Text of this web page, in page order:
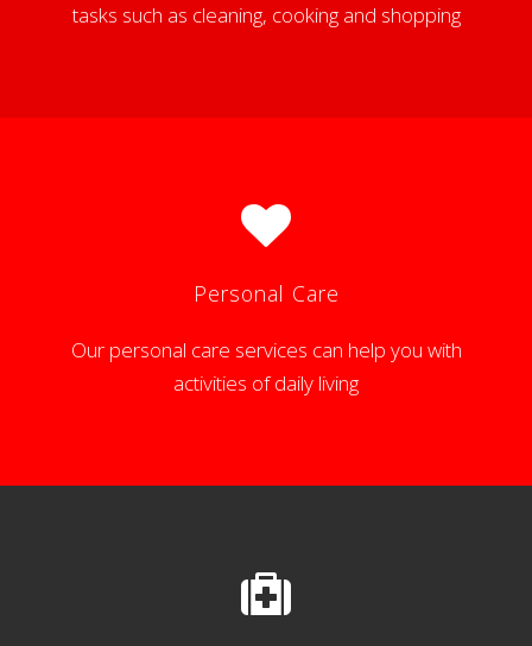
tasks such as cleaning, cooking and shopping
Personal Care
Our personal care services can help you with
activities of daily living